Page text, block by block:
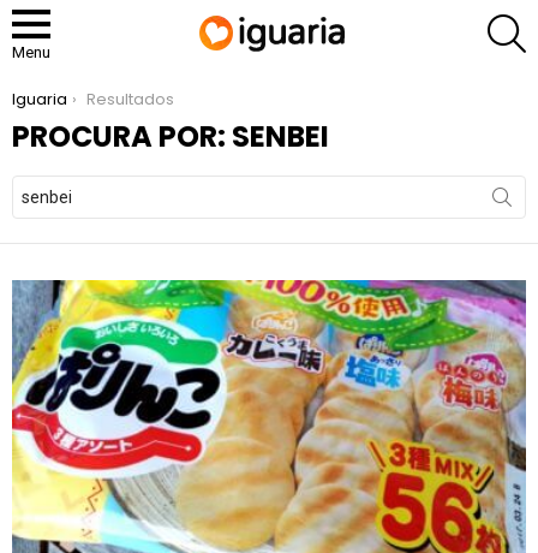
Menu
You are here:
Iguaria Resultados
PROCURA POR: SENBEI
Search
for: